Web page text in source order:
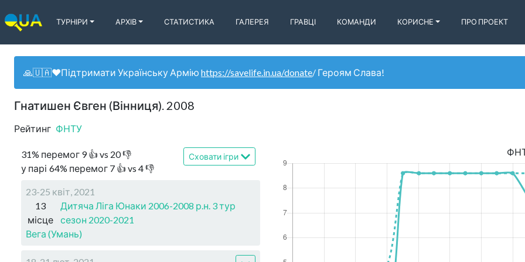
ТУРНІРИ АРХІВ СТАТИСТИКА ГАЛЕРЕЯ ГРАВЦІ КОМАНДИ КОРИСНЕ ПРО ПРОЕКТ
🙏🇺🇦❤️Підтримати Українську Армію https://savelife.in.ua/donate/ Героям Слава!
Гнатишен Євген (Вінниця). 2008
Рейтинг ФНТУ
31% перемог 9👍 vs 20👎
у парі 64% перемог 7 👍 vs 4👎
Сховати ігри
23-25 квіт, 2021
13
місце
Дитяча Ліга Юнаки 2006-2008 р.н. 3 тур
сезон 2020-2021
Вега (Умань)